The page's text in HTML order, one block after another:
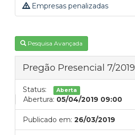
Empresas penalizadas
Pesquisa Avançada
Pregão Presencial 7/2019
Status: Aberta
Abertura: 05/04/2019 09:00
Publicado em: 26/03/2019